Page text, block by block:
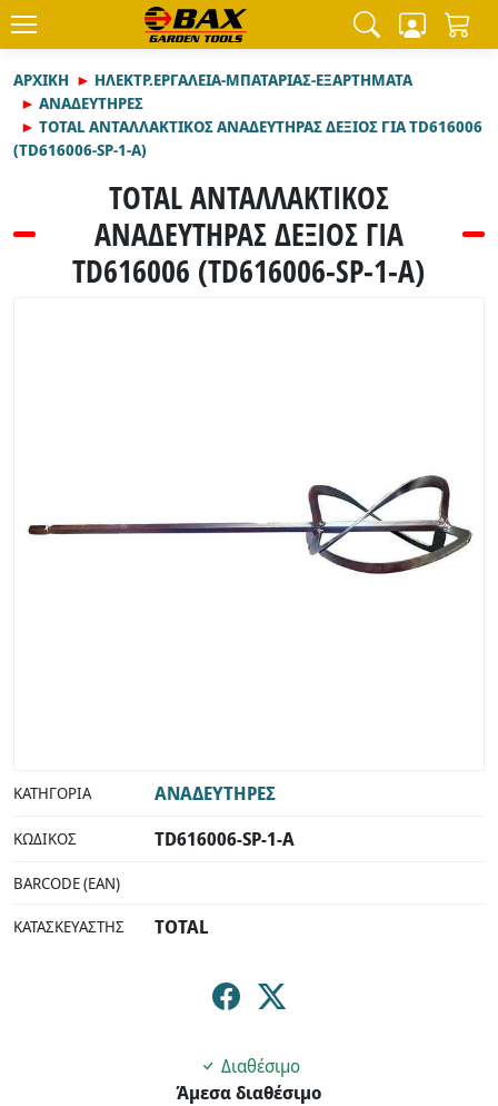
ΑΡΧΙΚΉ
ΗΛΕΚΤΡ.ΕΡΓΑΛΕΙΑ-ΜΠΑΤΑΡΙΑΣ-ΕΞΑΡΤΗΜΑΤΑ
ΑΝΑΔΕΥΤΗΡΕΣ
TOTAL ΑΝΤΑΛΛΑΚΤΙΚΟΣ ΑΝΑΔΕΥΤΗΡΑΣ ΔΕΞΙΟΣ ΓΙΑ TD616006
(TD616006-SP-1-A)
TOTAL ΑΝΤΑΛΛΑΚΤΙΚΟΣ
ΑΝΑΔΕΥΤΗΡΑΣ ΔΕΞΙΟΣ ΓΙΑ
TD616006 (TD616006-SP-1-A)
ΚΑΤΗΓΟΡΊΑ ΑΝΑΔΕΥΤΗΡΕΣ
ΚΩΔΙΚΌΣ TD616006-SP-1-A
BARCODE (EAN)
ΚΑΤΑΣΚΕΥΑΣΤΉΣ TOTAL
Διαθέσιμο
Άμεσα διαθέσιμο